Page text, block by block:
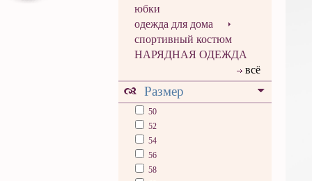
юбки
одежда для дома
спортивный костюм
НАРЯДНАЯ ОДЕЖДА
всё
Размер
50
52
54
56
58